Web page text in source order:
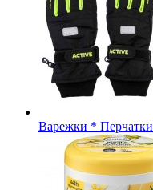
Варежки * Перчатки